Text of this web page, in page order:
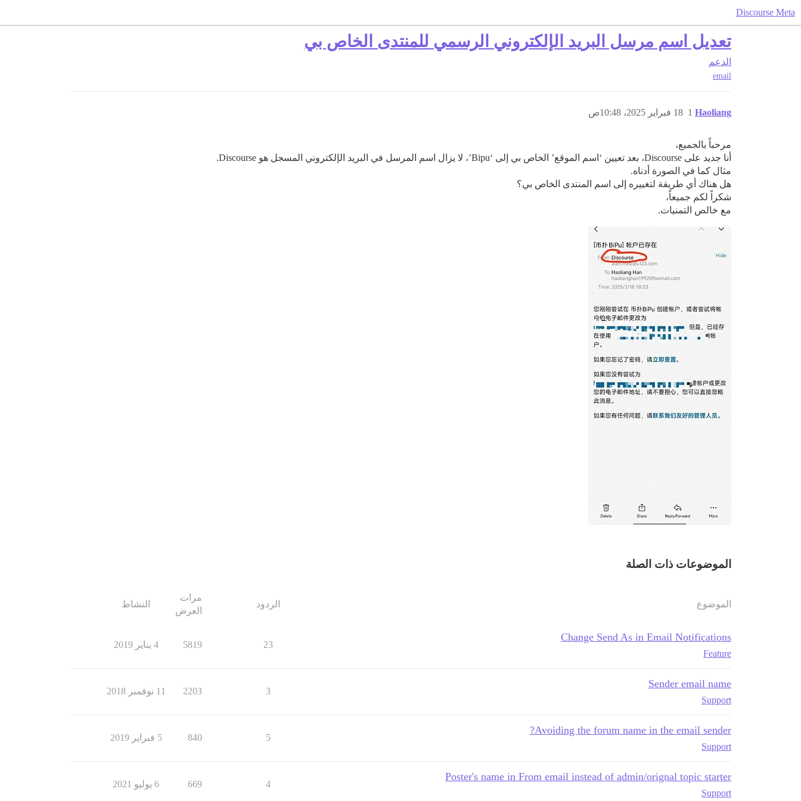
Discourse Meta
تعديل اسم مرسل البريد الإلكتروني الرسمي للمنتدى الخاص بي
الدعم
email
Haoliang 18 فبراير 2025، 10:48ص 1
مرحباً بالجميع،
أنا جديد على Discourse، بعد تعيين ‘اسم الموقع’ الخاص بي إلى ‘Bipu’، لا يزال اسم المرسل في البريد الإلكتروني المسجل هو Discourse.
مثال كما في الصورة أدناه.
هل هناك أي طريقة لتغييره إلى اسم المنتدى الخاص بي؟
شكراً لكم جميعاً،
مع خالص التمنيات.
الموضوعات ذات الصلة
الموضوع الردود
مرات
العرض
النشاط
Change Send As in Email Notifications
Feature
23
5819 4 يناير 2019
Sender email name
Support
3
2203 11 نوفمبر 2018
Avoiding the forum name in the email sender?
Support
5
840 5 فبراير 2019
Poster's name in From email instead of admin/orignal topic starter
Support
4
669 6 يوليو 2021